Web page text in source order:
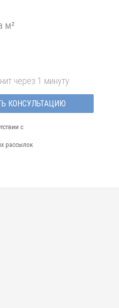
м²
через 1 минуту
КОНСУЛЬТАЦИЮ
с
рассылок